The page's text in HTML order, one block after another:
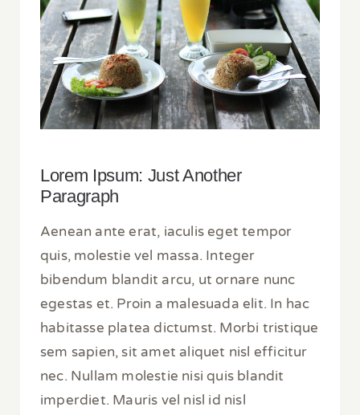
Lorem Ipsum: Just Another
Paragraph
Aenean ante erat, iaculis eget tempor
quis, molestie vel massa. Integer
bibendum blandit arcu, ut ornare nunc
egestas et. Proin a malesuada elit. In hac
habitasse platea dictumst. Morbi tristique
sem sapien, sit amet aliquet nisl efficitur
nec. Nullam molestie nisi quis blandit
imperdiet. Mauris vel nisl id nisl